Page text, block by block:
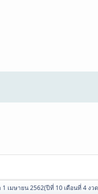
1 เมษายน 2562(ปีที่ 10 เดือนที่ 4 งว